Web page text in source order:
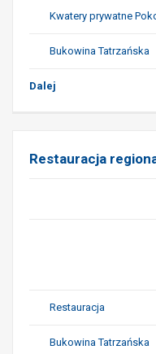
Kwatery prywatne
Bukowina Tatrzańska
Dalej
Restauracja
Restauracja
Bukowina Tatrzańska